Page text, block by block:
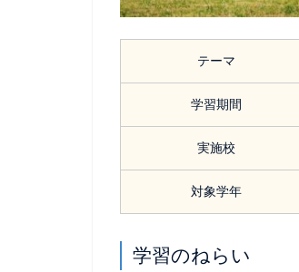
テーマ
学習期間
実施校
対象学年
学習のねらい